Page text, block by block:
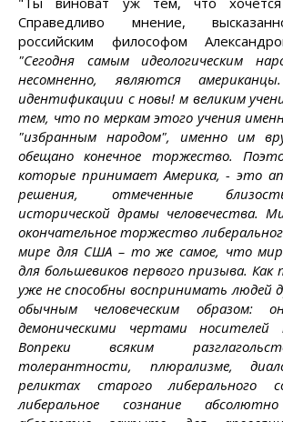
Справедливо мнение,
российским философом
"Сегодня самым идеологическим
несомненно, являются
идентификации с новы! м великим
тем, что по меркам этого учения
"избранным народом", именно им
обещано конечное торжество.
которые принимает Америка, - это
решения, отмеченные
исторической драмы человечества.
окончательное торжество
мире для США – то же самое, что
для большевиков первого призыва. Как
уже не способны воспринимать людей
обычным человеческим образом:
демоническими чертами носителей
Вопреки всяким
толерантности, плюрализме,
реликтах старого либерального
либеральное сознание